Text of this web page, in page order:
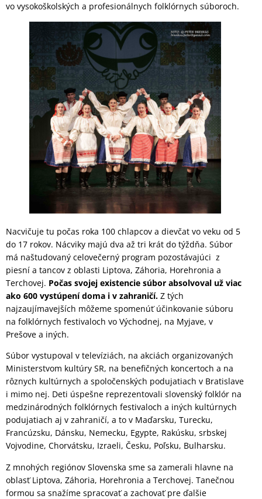
vo vysokoškolských a profesionálnych folklórnych súboroch.
Nacvičuje tu počas roka 100 chlapcov a dievčat vo veku od 5
do 17 rokov. Nácviky majú dva až tri krát do týždňa. Súbor
má naštudovaný celovečerný program pozostávajúci z
piesní a tancov z oblasti Liptova, Záhoria, Horehronia a
Terchovej. Počas svojej existencie súbor absolvoval už viac
ako 600 vystúpení doma i v zahraničí. Z tých
najzaujímavejších môžeme spomenúť účinkovanie súboru
na folklórnych festivaloch vo Východnej, na Myjave, v
Prešove a iných.
Súbor vystupoval v televíziách, na akciách organizovaných
Ministerstvom kultúry SR, na benefičných koncertoch a na
rôznych kultúrnych a spoločenských podujatiach v Bratislave
i mimo nej. Deti úspešne reprezentovali slovenský folklór na
medzinárodných folklórnych festivaloch a iných kultúrnych
podujatiach aj v zahraničí, a to v Maďarsku, Turecku,
Francúzsku, Dánsku, Nemecku, Egypte, Rakúsku, srbskej
Vojvodine, Chorvátsku, Izraeli, Česku, Poľsku, Bulharsku.
Z mnohých regiónov Slovenska sme sa zamerali hlavne na
oblasť Liptova, Záhoria, Horehronia a Terchovej. Tanečnou
formou sa snažíme spracovať a zachovať pre ďalšie